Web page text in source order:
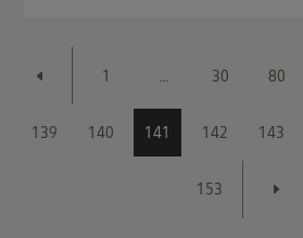
1 ... 30 80
139 140 141 142 143
153